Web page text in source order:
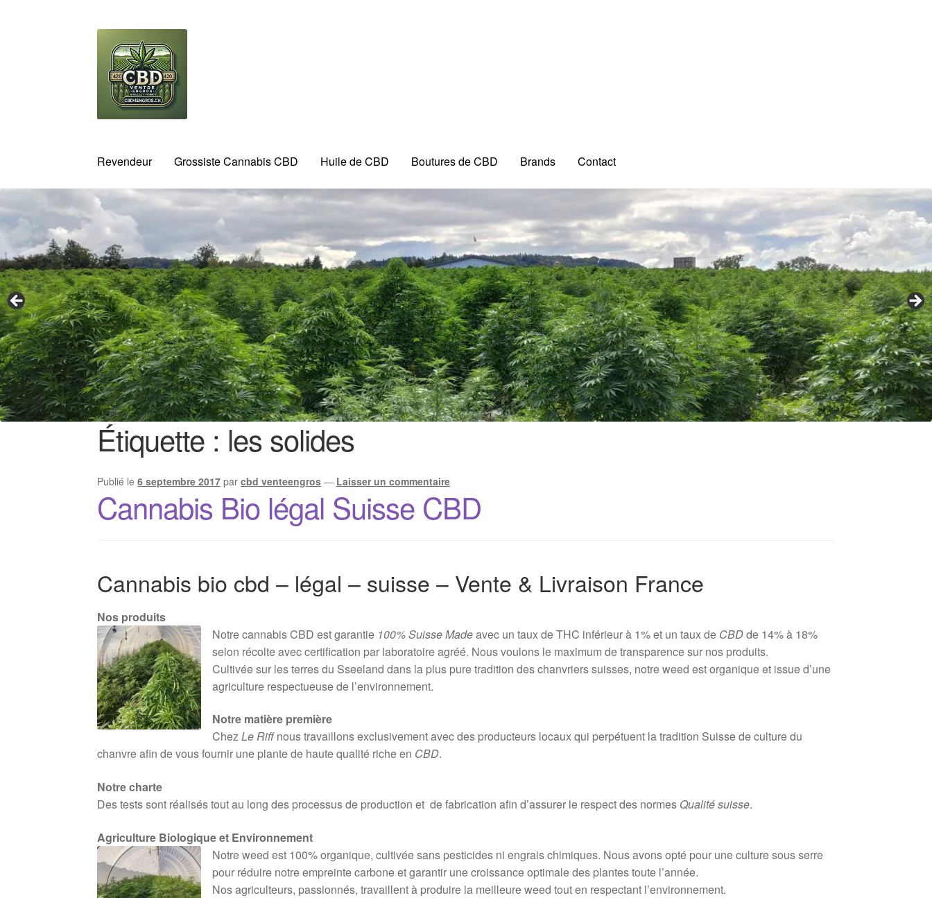
navigation
contenu
Revendeur Grossiste Cannabis CBD Huile de CBD Boutures de CBD Brands Contact
Étiquette : les solides
Publié le6 septembre 2017 parcbd venteengros — Laisser un commentaire
Cannabis Bio légal Suisse CBD
Cannabis bio cbd – légal – suisse – Vente & Livraison France
Nos produits
Notre cannabis CBD est garantie 100% Suisse Madeavec un taux de THC inférieur à 1% et un taux de CBDde 14% à 18%
selon récolte avec certification par laboratoire agréé. Nous voulons le maximum de transparence sur nos produits.
Cultivée sur les terres du Sseeland dans la plus pure tradition des chanvriers suisses, notre weed est organique et issue d’une
agriculture respectueuse de l’environnement.
Notre matière première
ChezLe Riffnous travaillons exclusivement avec des producteurs locaux qui perpétuent la tradition Suisse de culture du
chanvre afin de vous fournir une plante de haute qualité riche en CBD.
Notre charte
Des tests sont réalisés tout au long des processus de production et de fabrication afin d’assurer le respect des normes Qualité suisse.
Agriculture Biologique et Environnement
Notre weed est 100% organique, cultivée sans pesticides ni engrais chimiques. Nous avons opté pour une culture sous serre
pour réduire notre empreinte carbone et garantir une croissance optimale des plantes toute l’année.
Nos agriculteurs, passionnés, travaillent à produire la meilleure weed tout en respectant l’environnement.